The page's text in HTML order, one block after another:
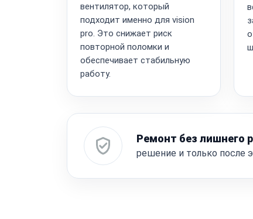
вентилятор, который
подходит именно для vision
pro. Это снижает риск
повторной поломки и
обеспечивает стабильную
работу.
Ремонт без лишнего
решение и только после